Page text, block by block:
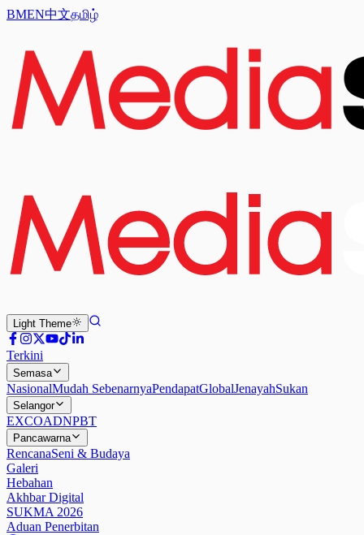
BMEN中文தமிழ்
Light Theme
Terkini
Semasa
NasionalMudah SebenarnyaPendapatGlobalJenayahSukan
Selangor
EXCOADNPBT
Pancawarna
RencanaSeni & Budaya
Galeri
Hebahan
Akhbar Digital
SUKMA 2026
Aduan Penerbitan